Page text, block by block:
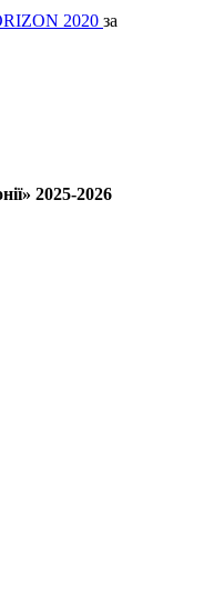
2020 за
2025-2026